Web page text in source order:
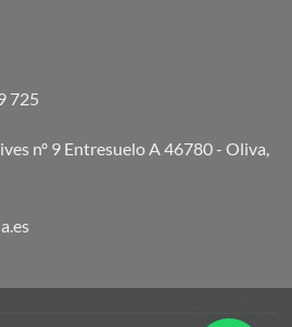
725
nº 9 Entresuelo A 46780 - Oliva,